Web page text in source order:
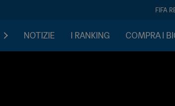
FIFA
NOTIZIE I RANKING COMPRA I